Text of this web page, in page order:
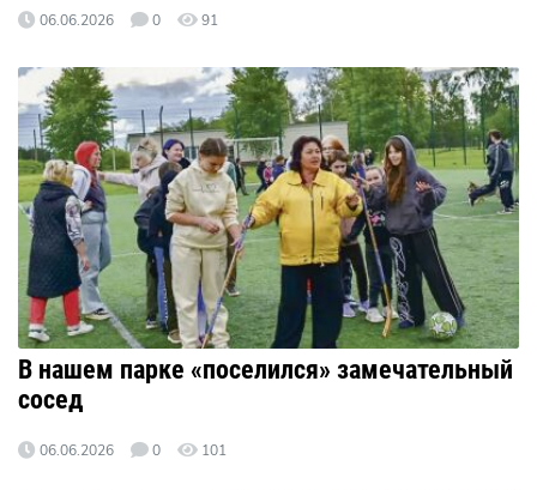
06.06.2026 0 91
В нашем парке «поселился» замечательный
сосед
06.06.2026 0 101